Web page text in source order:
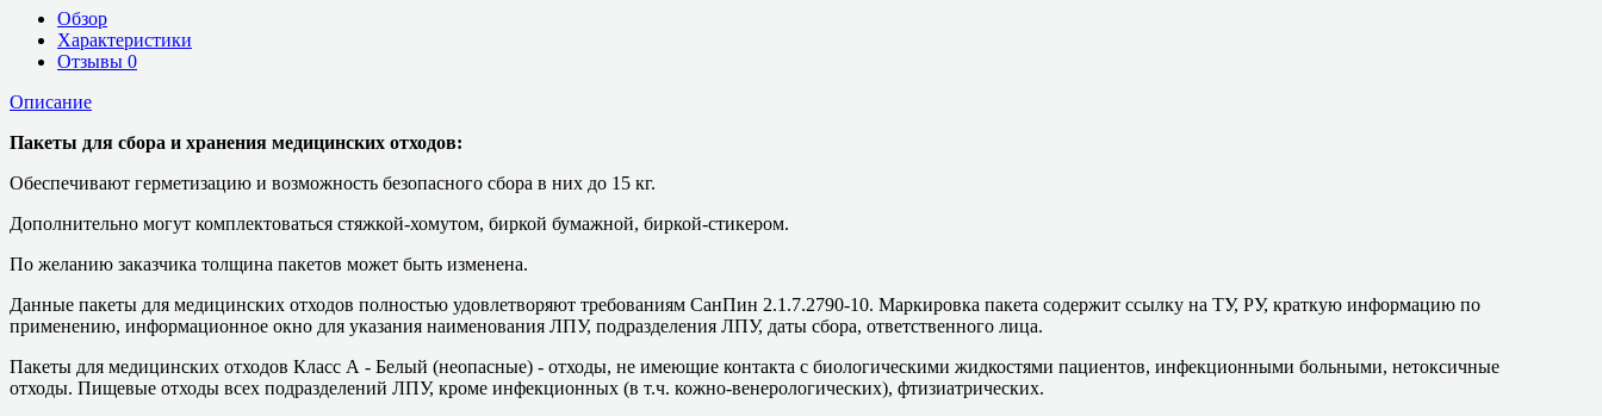
Обзор
Характеристики
Отзывы 0
Описание
Пакеты для сбора и хранения медицинских отходов:
Обеспечивают герметизацию и возможность безопасного сбора в них до 15 кг.
Дополнительно могут комплектоваться стяжкой-хомутом, биркой бумажной, биркой-стикером.
По желанию заказчика толщина пакетов может быть изменена.
Данные пакеты для медицинских отходов полностью удовлетворяют требованиям СанПин 2.1.7.2790-10. Маркировка пакета содержит ссылку на ТУ, РУ, краткую информацию по
применению, информационное окно для указания наименования ЛПУ, подразделения ЛПУ, даты сбора, ответственного лица.
Пакеты для медицинских отходов Класс А - Белый (неопасные) - отходы, не имеющие контакта с биологическими жидкостями пациентов, инфекционными больными, нетоксичные
отходы. Пищевые отходы всех подразделений ЛПУ, кроме инфекционных (в т.ч. кожно-венерологических), фтизиатрических.